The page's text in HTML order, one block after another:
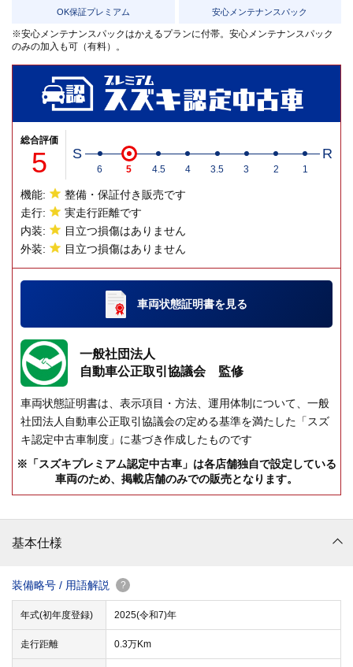
OK保証プレミアム 安心メンテナンスパック
※安心メンテナンスパックはかえるプランに付帯。安心メンテナンスパック
のみの加入も可（有料）。
総合評価
5 S R
6 5 4.5 4 3.5 3 2 1
機能:
整備・保証付き販売です
走行:
実走行距離です
内装:
目立つ損傷はありません
外装:
目立つ損傷はありません
車両状態証明書を見る
一般社団法人
自動車公正取引協議会 監修
車両状態証明書は、表示項目・方法、運用体制について、一般
社団法人自動車公正取引協議会の定める基準を満たした「スズ
キ認定中古車制度」に基づき作成したものです
※「スズキプレミアム認定中古車」は各店舗独自で設定している
車両のため、掲載店舗のみでの販売となります。
基本仕様
装備略号 / 用語解説 ?
年式(初年度登録) 2025(令和7)年
走行距離 0.3万Km